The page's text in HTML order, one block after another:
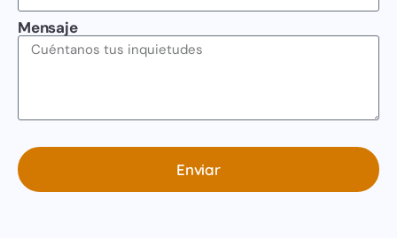
Mensaje
Enviar